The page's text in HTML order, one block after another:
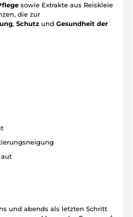
sowie Extrakte aus Reiskleie
die zur
, Schutz und Gesundheit der
und abends als letzten Schritt